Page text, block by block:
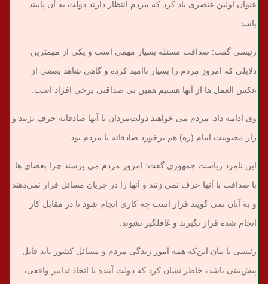
عنوان اولین عنصری یاد کرد که مردم انتظار دارند دولت به آن پایبند
باشد.
رئیسی گفت: صداقت مسئله بسیار مهمی است و یکی از مهمترین
دلایلی که امروز مردم را بسیار ناامید کرده و گاهی شاهد بعضی از
عکس العمل ها از آنها هستیم همین بی صداقتی برخی افراد است.
وی ادامه داد: مردم می خواهند دولت‌مردان با آنها صادقانه حرف بزنند و
راز محبوبیت امام (ره)‌ هم برخورد صادقانه با مردم بود.
این نامزد ریاست جمهوری گفت: امروز مردم می پرسند چرا بعضای ها
با صداقت با آنها حرف نمی زنند و آنها را در جریان مسائل قرار نمی‌دهند
و به آنان نمی گویند قرار است چه کاری انجام شود تا در مقابل کار
انجام شده قرار نگیرند و غافلگیر نشوند.
رئیسی با بیان این‌که همه امور زندگی مردم و مسائل کشور باید قابل
پیش‌بینی باشد، خاطر نشان کرد که دولت آینده با اتخاذ تدابیر واقعی،